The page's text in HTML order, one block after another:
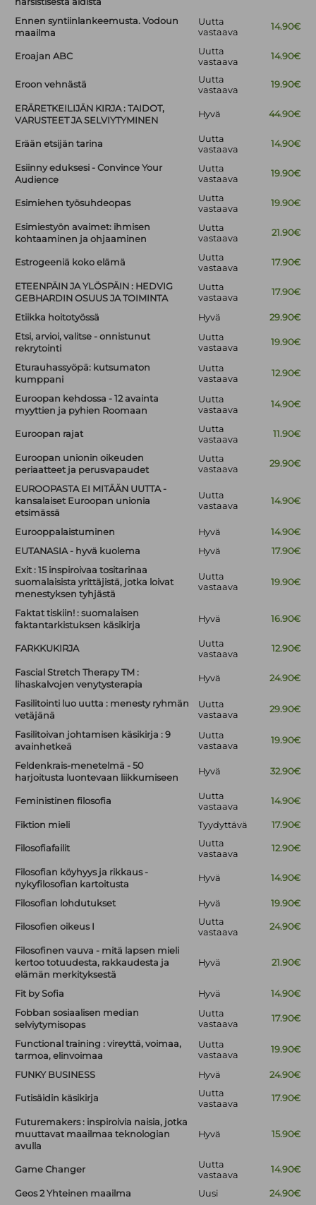
Ennen syntiinlankeemusta. Vodoun
maailma
Uutta
vastaava
14.90€
Eroajan ABC
Uutta
vastaava
14.90€
Eroon vehnästä
Uutta
vastaava
19.90€
ERÄRETKEILIJÄN KIRJA : TAIDOT,
VARUSTEET JA SELVIYTYMINEN
Hyvä 44.90€
Erään etsijän tarina
Uutta
vastaava
14.90€
Esiinny eduksesi - Convince Your
Audience
Uutta
vastaava
19.90€
Esimiehen työsuhdeopas
Uutta
vastaava
19.90€
Esimiestyön avaimet: ihmisen
kohtaaminen ja ohjaaminen
Uutta
vastaava
21.90€
Estrogeeniä koko elämä
Uutta
vastaava
17.90€
ETEENPÄIN JA YLÖSPÄIN : HEDVIG
GEBHARDIN OSUUS JA TOIMINTA
Uutta
vastaava
17.90€
Etiikka hoitotyössä Hyvä
29.90€
Etsi, arvioi, valitse - onnistunut
rekrytointi
Uutta
vastaava
19.90€
Eturauhassyöpä: kutsumaton
kumppani
Uutta
vastaava
12.90€
Euroopan kehdossa - 12 avainta
myyttien ja pyhien Roomaan
Uutta
vastaava
14.90€
Euroopan rajat
Uutta
vastaava
11.90€
Euroopan unionin oikeuden
periaatteet ja perusvapaudet
Uutta
vastaava
29.90€
EUROOPASTA EI MITÄÄN UUTTA -
kansalaiset Euroopan unionia
etsimässä
Uutta
vastaava
14.90€
Eurooppalaistuminen Hyvä
14.90€
EUTANASIA - hyvä kuolema
Hyvä
17.90€
Exit : 15 inspiroivaa tositarinaa
suomalaisista yrittäjistä, jotka loivat
menestyksen tyhjästä
Uutta
vastaava
19.90€
Faktat tiskiin! : suomalaisen
faktantarkistuksen käsikirja
Hyvä 16.90€
FARKKUKIRJA
Uutta
vastaava
12.90€
Fascial Stretch Therapy TM :
lihaskalvojen venytysterapia
Hyvä 24.90€
Fasilitointi luo uutta : menesty ryhmän
vetäjänä
Uutta
vastaava
29.90€
Fasilitoivan johtamisen käsikirja : 9
avainhetkeä
Uutta
vastaava
19.90€
Feldenkrais-menetelmä - 50
harjoitusta luontevaan liikkumiseen
Hyvä 32.90€
Feministinen filosofia
Uutta
vastaava
14.90€
Fiktion mieli Tyydyttävä 17.90€
Filosofiafailit
Uutta
vastaava
12.90€
Filosofian köyhyys ja rikkaus -
nykyfilosofian kartoitusta
Hyvä 14.90€
Filosofian lohdutukset Hyvä 19.90€
Filosofien oikeus I
Uutta
vastaava
24.90€
Filosofinen vauva - mitä lapsen mieli
kertoo totuudesta, rakkaudesta ja
elämän merkityksestä
Hyvä 21.90€
Fit by Sofia Hyvä
14.90€
Fobban sosiaalisen median
selviytymisopas
Uutta
vastaava
17.90€
Functional training : vireyttä, voimaa,
tarmoa, elinvoimaa
Uutta
vastaava
19.90€
FUNKY BUSINESS Hyvä 24.90€
Futisäidin käsikirja
Uutta
vastaava
17.90€
Futuremakers : inspiroivia naisia, jotka
muuttavat maailmaa teknologian
avulla
Hyvä 15.90€
Game Changer
Uutta
vastaava
14.90€
Geos 2 Yhteinen maailma Uusi 24.90€